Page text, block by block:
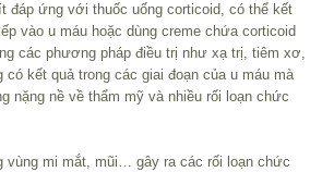
đáp ứng với thuốc uống corticoid, có thể kết
vào u máu hoặc dùng creme chứa corticoid
các phương pháp điều trị như xạ trị, tiêm xơ,
kết quả trong các giai đoạn của u máu mà
nặng nề về thẩm mỹ và nhiều rối loạn chức
vùng mi mắt, mũi… gây ra các rối loạn chức